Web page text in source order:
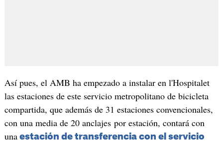
Así pues, el AMB ha empezado a instalar en l'Hospitalet
las estaciones de este servicio metropolitano de bicicleta
compartida, que además de 31 estaciones convencionales,
con una media de 20 anclajes por estación, contará con
una estación de transferencia con el servicio